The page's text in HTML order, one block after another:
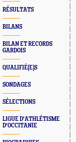
RÉSULTATS
BILANS
BILAN ET RECORDS
GARDOIS
QUALIFIÉ(E)S
SONDAGES
SÉLECTIONS
LIGUE D'ATHLÉTISME
D'OCCITANIE